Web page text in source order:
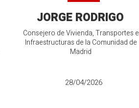
JORGE RODRIGO
Consejero de Vivienda, Transportes e
Infraestructuras de la Comunidad de
Madrid
28/04/2026